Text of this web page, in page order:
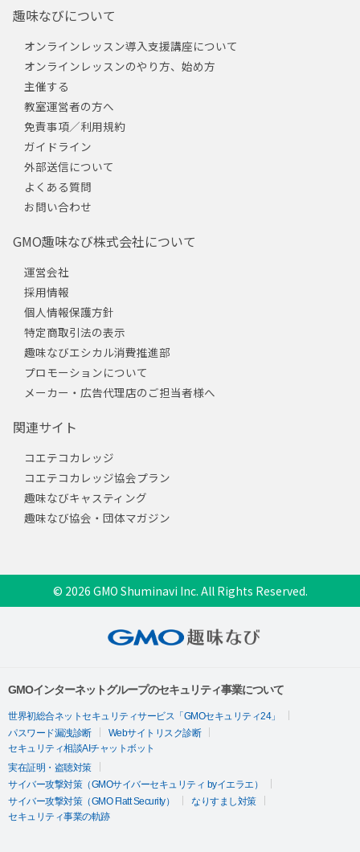
趣味なびについて
オンラインレッスン導入支援講座について
オンラインレッスンのやり方、始め方
主催する
教室運営者の方へ
免責事項／利用規約
ガイドライン
外部送信について
よくある質問
お問い合わせ
GMO趣味なび株式会社について
運営会社
採用情報
個人情報保護方針
特定商取引法の表示
趣味なびエシカル消費推進部
プロモーションについて
メーカー・広告代理店のご担当者様へ
関連サイト
コエテコカレッジ
コエテコカレッジ協会プラン
趣味なびキャスティング
趣味なび協会・団体マガジン
© 2026 GMO Shuminavi Inc. All Rights Reserved.